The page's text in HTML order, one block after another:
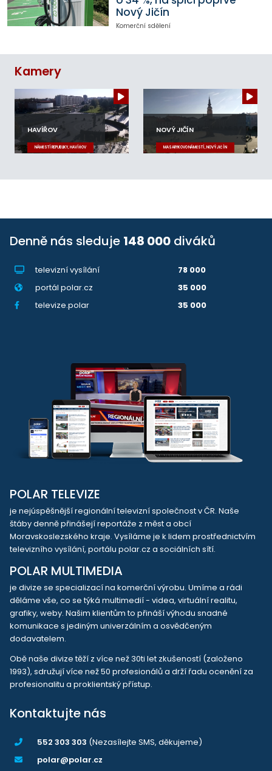
Nový Jičín
Komerční sdělení
Kamery
HAVÍŘOV
NÁMĚSTÍ REPUBLIKY, HAVÍŘOV
NOVÝ JIČÍN
MASARYKOVO NÁMĚSTÍ, NOVÝ JIČÍN
Denně nás sleduje 148 000 diváků
televizní vysílání
78 000
portál polar.cz
35 000
televize.polar
35 000
POLAR TELEVIZE
je nejúspěšnější regionální televizní společnost v ČR. Naše
štáby denně přinášejí reportáže z měst a obcí
Moravskoslezského kraje. Vysíláme je k lidem prostřednictvím
televizního vysílání, portálu polar.cz a sociálních sítí.
POLAR MULTIMEDIA
je divize se specializací na komerční výrobu. Umíme a rádi
děláme vše, co se týká multimedií - videa, virtuální realitu,
grafiky, weby. Našim klientům to přináší výhodu snadné
komunikace s jediným univerzálním a osvědčeným
dodavatelem.
Obě naše divize těží z více než 30ti let zkušeností (založeno
1993), sdružují více než 50 profesionálů a drží řadu ocenění za
profesionalitu a proklientský přístup.
Kontaktujte nás
552 303 303 (Nezasílejte SMS, děkujeme)
polar@polar.cz